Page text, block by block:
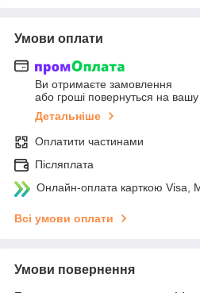
Умови оплати
Ви отримаєте замовлення
або гроші повернуться на вашу
Детальніше
Оплатити частинами
Післяплата
Онлайн-оплата карткою Visa,
Всі умови оплати
Умови повернення